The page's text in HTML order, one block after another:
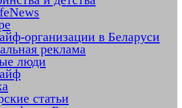
организации в Беларуси
реклама
люди
статьи